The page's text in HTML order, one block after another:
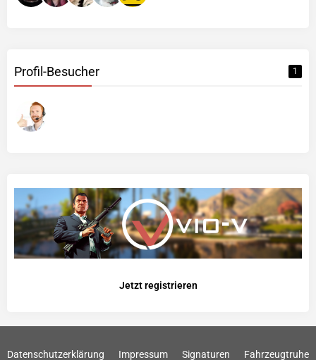
Profil-Besucher 1
Jetzt registrieren
Datenschutzerklärung Impressum Signaturen Fahrzeugtruhe